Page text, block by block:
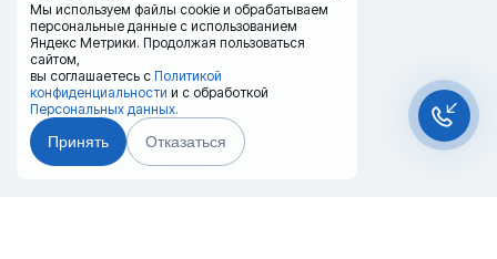
Мы используем файлы cookie и обрабатываем
персональные данные с использованием
Яндекс Метрики. Продолжая пользоваться
сайтом,
вы соглашаетесь с Политикой
конфиденциальности и с обработкой
Персональных данных.
Принять Отказаться